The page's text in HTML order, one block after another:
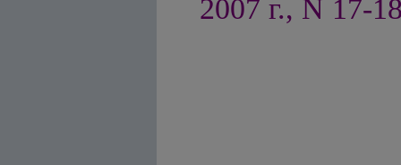
2007 г., N 17-